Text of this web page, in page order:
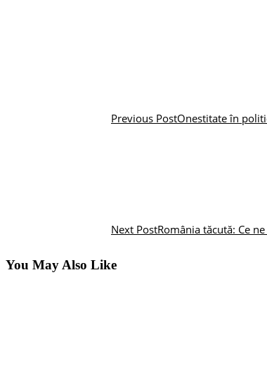
Previous PostOnestitate în
Next PostRomânia tăcută: Ce
You May Also Like